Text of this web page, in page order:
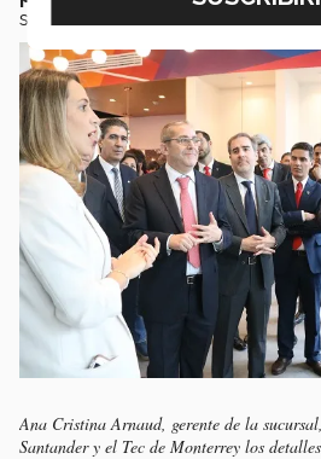
se planteen nuevos retos y
Ana Cristina Arnaud, gerente de la
Santander y el Tec de Monterrey los